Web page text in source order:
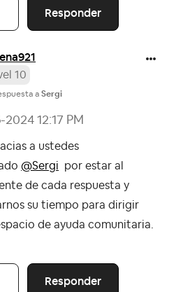
Responder
10
a Sergi
2024 12:17 PM
a ustedes
@Sergi por estar al
de cada respuesta y
su tiempo para dirigir
de ayuda comunitaria.
Responder